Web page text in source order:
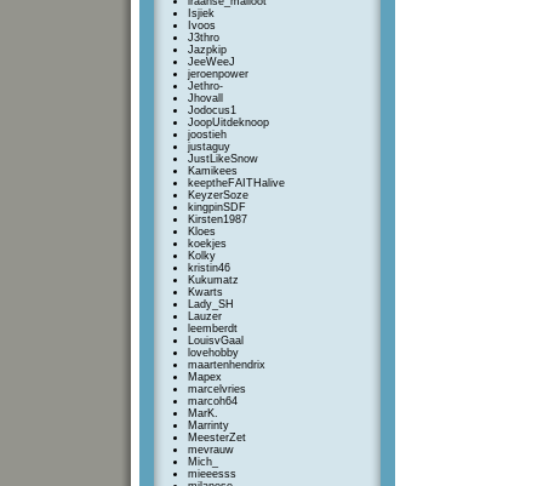
Isjiek
Ivoos
J3thro
Jazpkip
JeeWeeJ
jeroenpower
Jethro-
Jhovall
Jodocus1
JoopUitdeknoop
joostieh
justaguy
JustLikeSnow
Kamikees
keeptheFAITHalive
KeyzerSoze
kingpinSDF
Kirsten1987
Kloes
koekjes
Kolky
kristin46
Kukumatz
Kwarts
Lady_SH
Lauzer
leemberdt
LouisvGaal
lovehobby
maartenhendrix
Mapex
marcelvries
marcoh64
MarK.
Marrinty
MeesterZet
mevrauw
Mich_
mieeesss